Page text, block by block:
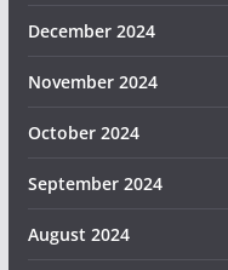
December 2024
November 2024
October 2024
September 2024
August 2024